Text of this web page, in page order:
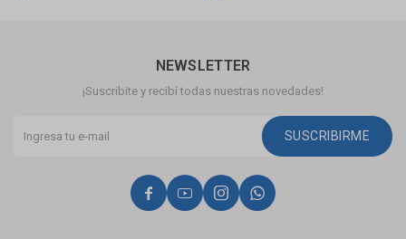
NEWSLETTER
¡Suscribite y recibí todas nuestras novedades!
SUSCRIBIRME
   